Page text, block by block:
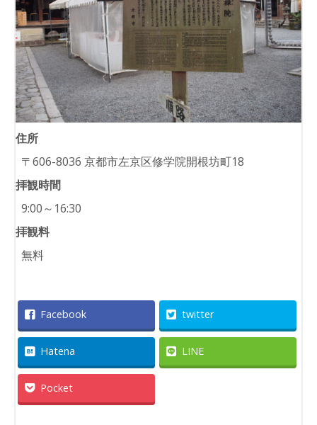
住所
〒606-8036 京都市左京区修学院開根坊町18
拝観時間
9:00～16:30
拝観料
無料
Facebook twitter
Hatena LINE
Pocket